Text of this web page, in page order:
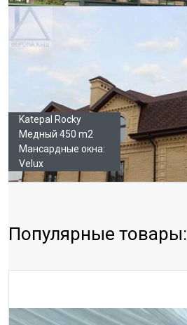
Katepal Rocky
Медный 450 m2
Мансардные окна:
Velux
Популярные товары: